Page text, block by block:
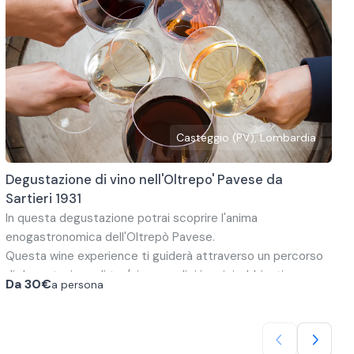
Casteggio (PV), Lombardia
Degustazione di vino nell'Oltrepo' Pavese da
Sartieri 1931
In questa degustazione potrai scoprire l'anima
enogastronomica dell'Oltrepò Pavese.
Questa wine experience ti guiderà attraverso un percorso
di degustazione di tre/cinque calici iconici, abbinati con
alcuni prodotti locali. Un'esperienza indimenticabile per il
Da30€a persona